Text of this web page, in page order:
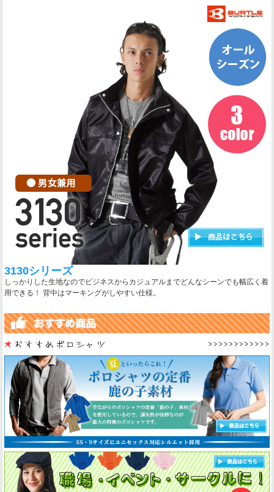
3130シリーズ
しっかりした生地なのでビジネスからカジュアルまでどんなシーンでも幅広く着
用できる！ 背中はマーキングがしやすい仕様。